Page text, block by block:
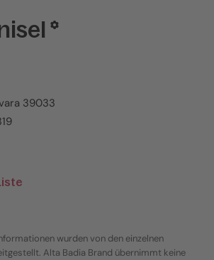
39033
wurden von den einzelnen
Alta Badia Brand übernimmt keine